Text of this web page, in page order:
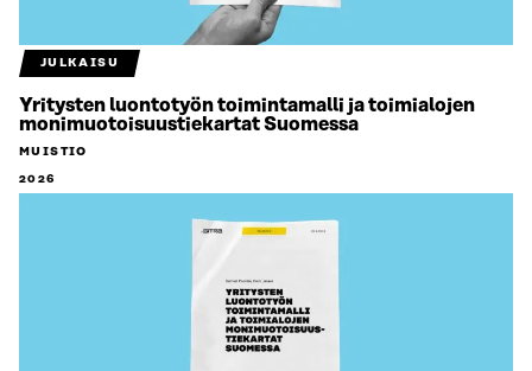
JULKAISU
Yritysten luontotyön toimintamalli ja toimialojen
monimuotoisuustiekartat Suomessa
MUISTIO
2026